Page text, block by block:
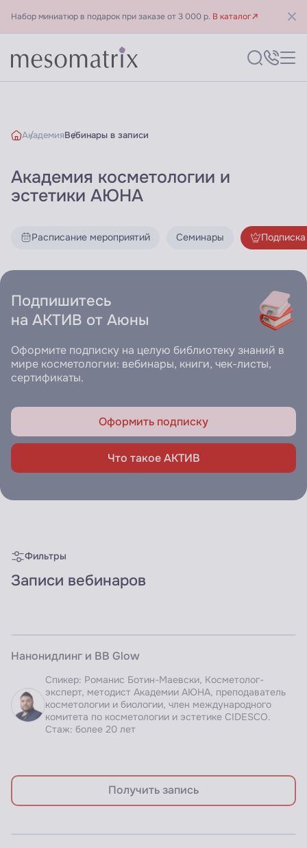
Набор миниатюр в подарок при заказе от 3 000 р. В каталог
АкадемияВебинары в записи
Библиотека знаний -
Академия косметологии и
эстетики АЮНА
Расписание мероприятий Семинары
Подпишитесь
на АКТИВ от Аюны
Оформите подписку на целую библиотеку знаний в
мире косметологии: вебинары, книги, чек-листы,
сертификаты.
Оформить подписку
Что такое АКТИВ
Фильтры
Записи вебинаров
Нанонидлинг и BB Glow
Спикер: Романис Ботин-Маевски, Косметолог-
эксперт, методист Академии АЮНА, преподаватель
косметологии и биологии, член международного
комитета по косметологии и эстетике CIDESCO.
Стаж: более 20 лет
Получить запись